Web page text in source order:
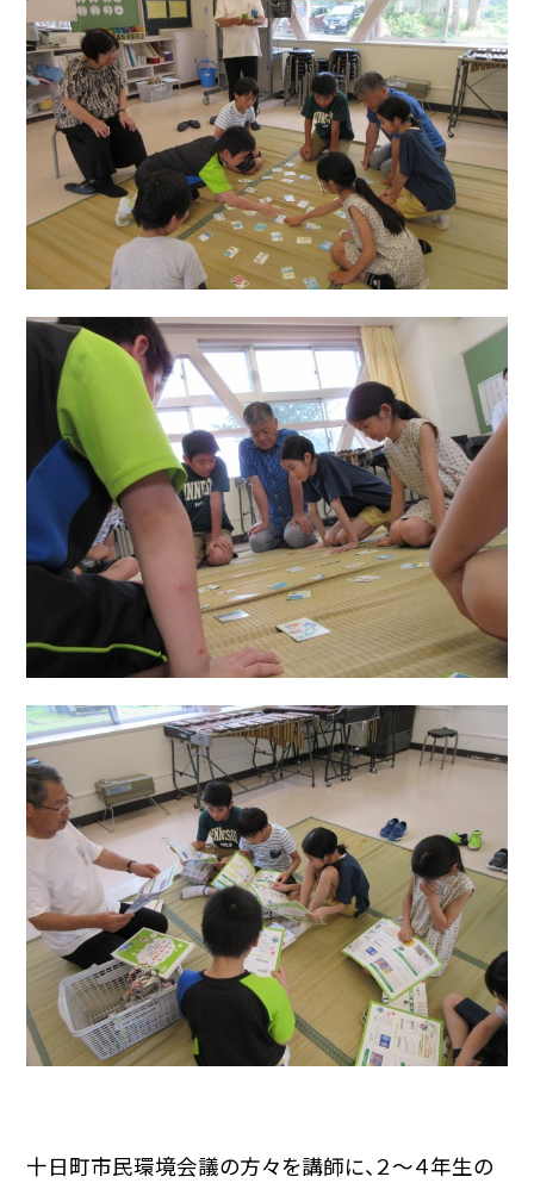
十日町市民環境会議の方々を講師に、２～４年生の